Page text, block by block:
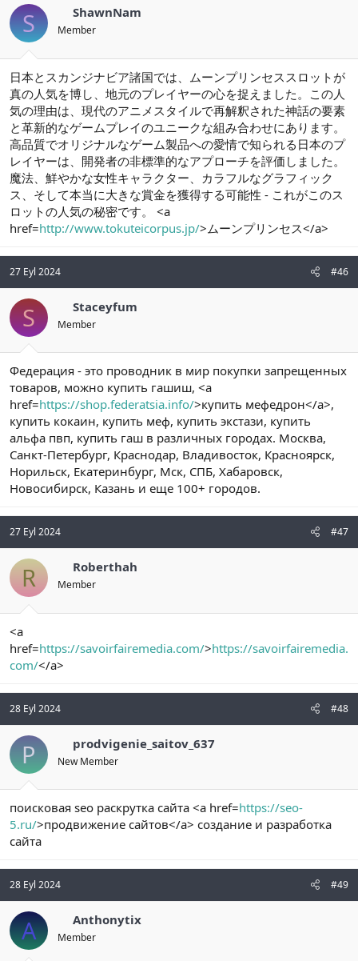
S ShawnNam
Member
日本とスカンジナビア諸国では、ムーンプリンセススロットが
真の人気を博し、地元のプレイヤーの心を捉えました。この人
気の理由は、現代のアニメスタイルで再解釈された神話の要素
と革新的なゲームプレイのユニークな組み合わせにあります。
高品質でオリジナルなゲーム製品への愛情で知られる日本のプ
レイヤーは、開発者の非標準的なアプローチを評価しました。
魔法、鮮やかな女性キャラクター、カラフルなグラフィック
ス、そして本当に大きな賞金を獲得する可能性 - これがこのス
ロットの人気の秘密です。 <a
href=http://www.tokuteicorpus.jp/>ムーンプリンセス</a>
27 Eyl 2024 #46
S Staceyfum
Member
Федерация - это проводник в мир покупки запрещенных
товаров, можно купить гашиш, <a
href=https://shop.federatsia.info/>купить мефедрон</a>,
купить кокаин, купить меф, купить экстази, купить
альфа пвп, купить гаш в различных городах. Москва,
Санкт-Петербург, Краснодар, Владивосток, Красноярск,
Норильск, Екатеринбург, Мск, СПБ, Хабаровск,
Новосибирск, Казань и еще 100+ городов.
27 Eyl 2024 #47
R Roberthah
Member
<a
href=https://savoirfairemedia.com/>https://savoirfairemedia.
com/</a>
28 Eyl 2024 #48
P prodvigenie_saitov_637
New Member
поисковая seo раскрутка сайта <a href=https://seo-
5.ru/>продвижение сайтов</a> создание и разработка
сайта
28 Eyl 2024 #49
A Anthonytix
Member